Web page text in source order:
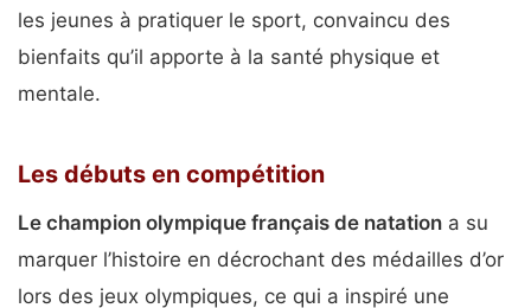
les jeunes à pratiquer le sport, convaincu des
bienfaits qu’il apporte à la santé physique et
mentale.
Les débuts en compétition
Le champion olympique français de natation a su
marquer l’histoire en décrochant des médailles d’or
lors des jeux olympiques, ce qui a inspiré une